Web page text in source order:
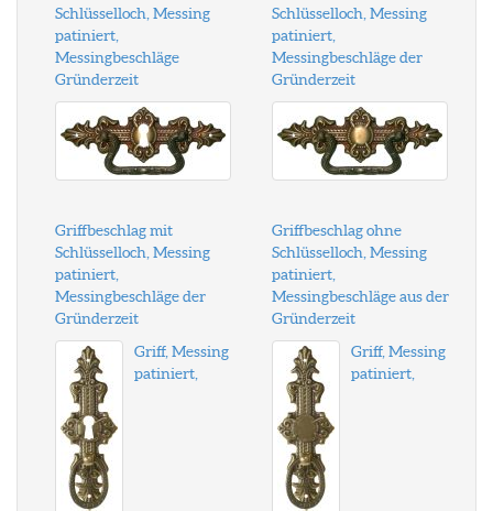
Schlüsselloch, Messing
patiniert,
Messingbeschläge
Gründerzeit
Schlüsselloch, Messing
patiniert,
Messingbeschläge der
Gründerzeit
Griffbeschlag mit
Schlüsselloch, Messing
patiniert,
Messingbeschläge der
Gründerzeit
Griffbeschlag ohne
Schlüsselloch, Messing
patiniert,
Messingbeschläge aus der
Gründerzeit
Griff, Messing
patiniert,
Griff, Messing
patiniert,